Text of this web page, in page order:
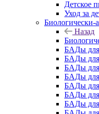
Детское
Уход за
Биологически-
Назад
БАДы для
БАДы для
БАДы
БАДы
БАДы для
БАДы для
БАДы для